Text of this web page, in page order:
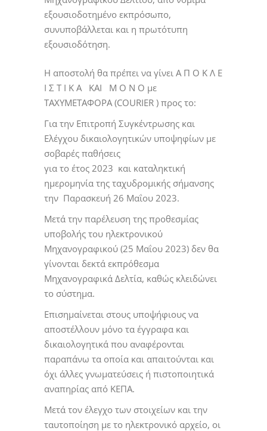
εξουσιοδοτημένο εκπρόσωπο,
συνυποβάλλεται και η πρωτότυπη
εξουσιοδότηση.
Η αποστολή θα πρέπει να γίνει Α Π Ο Κ Λ Ε
Ι Σ Τ Ι Κ Α ΚΑΙ Μ Ο Ν Ο με
ΤΑΧΥΜΕΤΑΦΟΡΑ (COURIER ) προς το:
Για την Επιτροπή Συγκέντρωσης και
Ελέγχου δικαιολογητικών υποψηφίων με
σοβαρές παθήσεις
για το έτος 2023 και καταληκτική
ημερομηνία της ταχυδρομικής σήμανσης
την Παρασκευή 26 Μαΐου 2023.
Μετά την παρέλευση της προθεσμίας
υποβολής του ηλεκτρονικού
Μηχανογραφικού (25 Μαΐου 2023) δεν θα
γίνονται δεκτά εκπρόθεσμα
Μηχανογραφικά Δελτία, καθώς κλειδώνει
το σύστημα.
Επισημαίνεται στους υποψήφιους να
αποστέλλουν μόνο τα έγγραφα και
δικαιολογητικά που αναφέρονται
παραπάνω τα οποία και απαιτούνται και
όχι άλλες γνωματεύσεις ή πιστοποιητικά
αναπηρίας από ΚΕΠΑ.
Μετά τον έλεγχο των στοιχείων και την
ταυτοποίηση με το ηλεκτρονικό αρχείο, οι